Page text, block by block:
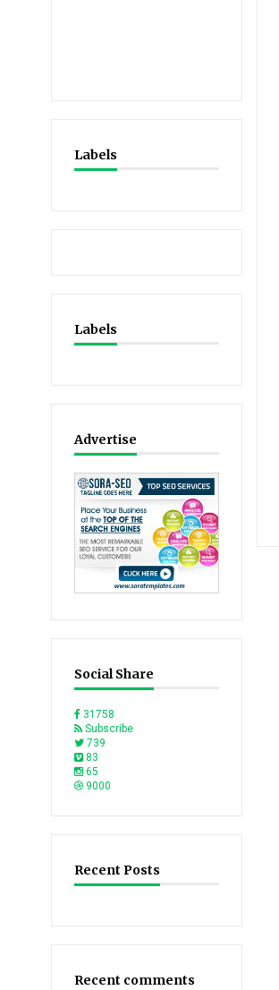
Labels
Labels
Advertise
Social Share
31758
Subscribe
739
83
65
9000
Recent Posts
Recent comments